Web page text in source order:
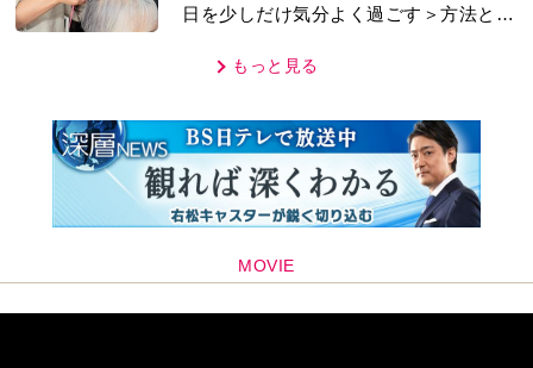
日を少しだけ気分よく過ごす＞方法と
もっと見る
MOVIE